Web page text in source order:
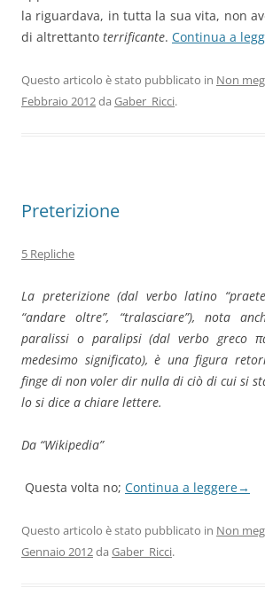
la riguardava, in tutta la sua vita, non
di altrettanto terrificante. Continua a
Questo articolo è stato pubblicato in Non
Febbraio 2012da Gaber_Ricci.
Preterizione
5 Repliche
La preterizione(dal verbo latino
“andare oltre”, “tralasciare”), nota
paralissi o paralipsi(dal verbo greco
medesimo significato), è una figura
finge di non voler dir nulla di ciò di cui si
lo si dice a chiare lettere.
Da “Wikipedia”
Questa volta no; Continua a leggere→
Questo articolo è stato pubblicato in Non
Gennaio 2012da Gaber_Ricci.